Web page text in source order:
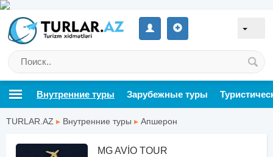
Внутренние туры Зарубежные туры
TURLAR.AZ ▸ Внутренние туры ▸ Апшерон
MG AVİO TOUR